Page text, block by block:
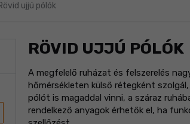
ujjú pólók
RÖVID UJJÚ PÓLÓK
A megfelelő ruházat és felszerelés
hőmérsékleten külső rétegként
pólót is magaddal vinni, a száraz
rendelkező anyagok érhetők el, ha